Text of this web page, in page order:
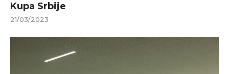
Kupa Srbije
21/03/2023